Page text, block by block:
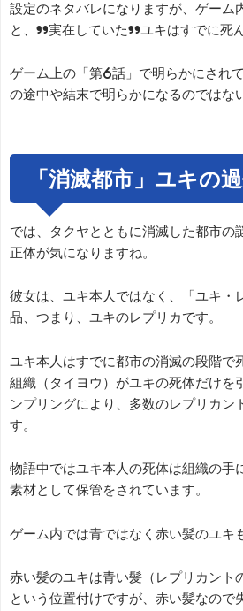
設定のネタバレになりますが、ゲーム
と、”実在していた”ユキはすでに死
ゲーム上の「第6話」で明らかにされ
の途中や結末で明らかになるのではな
「消滅都市」ユキの
では、タクヤとともに消滅した都市の
正体が気になりますね。
彼女は、ユキ本人ではなく、「ユキ・
品、つまり、ユキのレプリカです。
ユキ本人はすでに都市の消滅の段階で
組織（タイヨウ）がユキの死体だけを
ンプリングにより、多数のレプリカン
す。
物語中ではユキ本人の死体は組織の手
素材として保管をされています。
ゲーム内では青ではなく赤い髪のユキ
赤い髪のユキは青い髪（レプリカント
という位置付けですが、赤い髪なので